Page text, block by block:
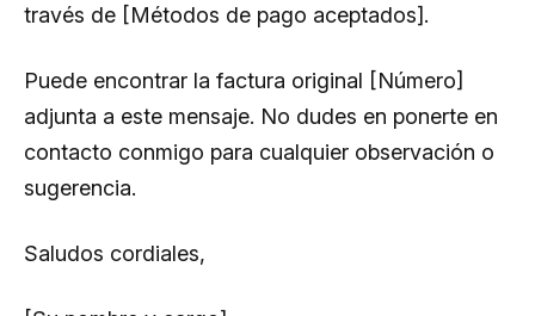
través de [Métodos de pago aceptados].
Puede encontrar la factura original [Número]
adjunta a este mensaje. No dudes en ponerte en
contacto conmigo para cualquier observación o
sugerencia.
Saludos cordiales,